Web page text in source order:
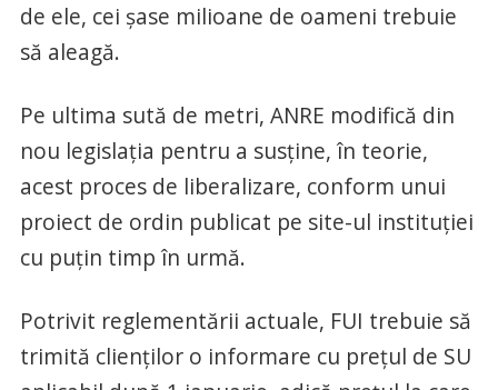
de ele, cei șase milioane de oameni trebuie
să aleagă.
Pe ultima sută de metri, ANRE modifică din
nou legislația pentru a susține, în teorie,
acest proces de liberalizare, conform unui
proiect de ordin publicat pe site-ul instituției
cu puțin timp în urmă.
Potrivit reglementării actuale, FUI trebuie să
trimită clienților o informare cu prețul de SU